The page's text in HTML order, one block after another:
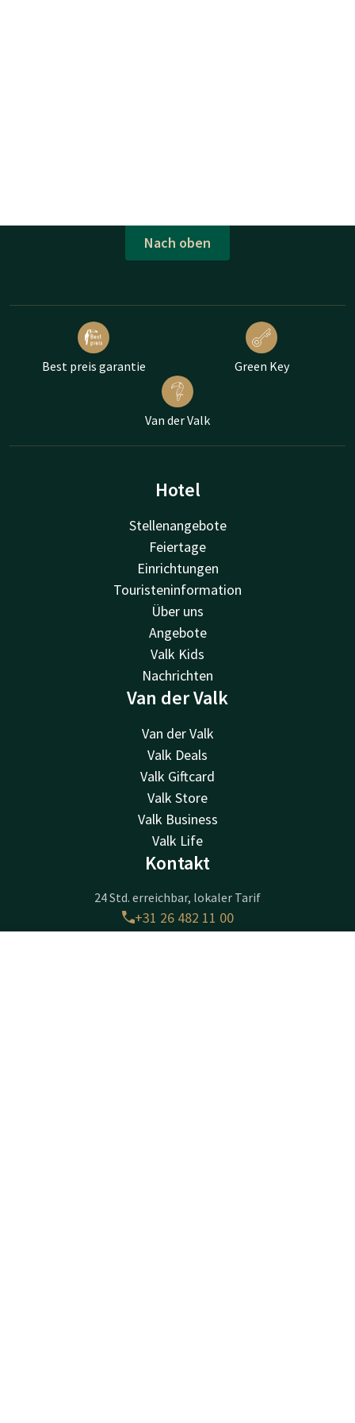
Nach oben
Best preis garantie Green Key
Van der Valk
Hotel
Stellenangebote
Feiertage
Einrichtungen
Touristeninformation
Über uns
Angebote
Valk Kids
Nachrichten
Van der Valk
Van der Valk
Valk Deals
Valk Giftcard
Valk Store
Valk Business
Valk Life
Kontakt
24 Std. erreichbar, lokaler Tarif
+31 26 482 11 00